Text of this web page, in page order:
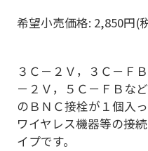
希望小売価格: 2,850円(
３Ｃ－２Ｖ，３Ｃ－Ｆ
－２Ｖ，５Ｃ－ＦＢな
のＢＮＣ接栓が１個入
ワイヤレス機器等の接
イプです。